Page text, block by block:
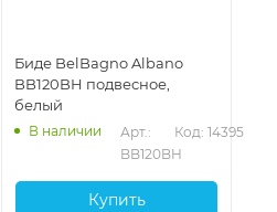
Биде BelBagno Albano
BB120BH подвесное,
белый
В наличии
Арт.:
BB120BH
Код: 14395
Купить